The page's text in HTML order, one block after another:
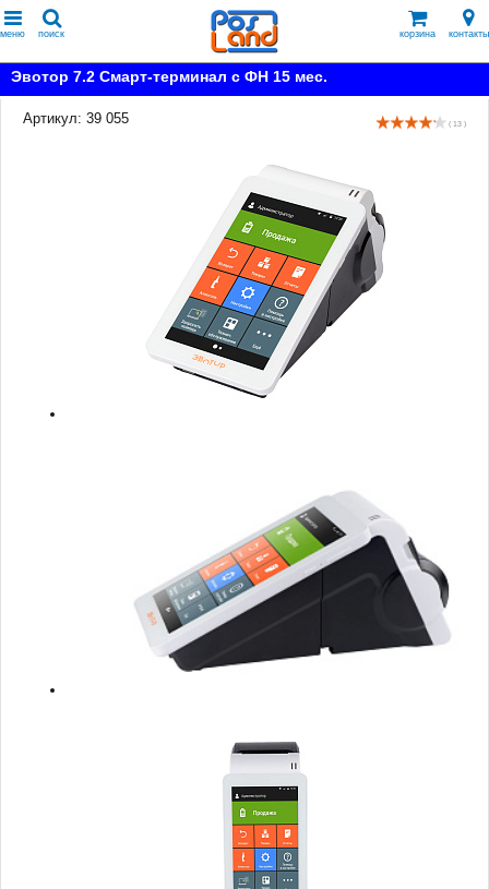
меню поиск корзина контакты
Эвотор 7.2 Смарт-терминал с ФН 15 мес.
Артикул: 39 055 ( 13 )